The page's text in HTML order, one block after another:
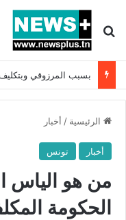
بحث عن
الرئيسية / أخبار
أخبار تونس
من هو الياس
الحكومة